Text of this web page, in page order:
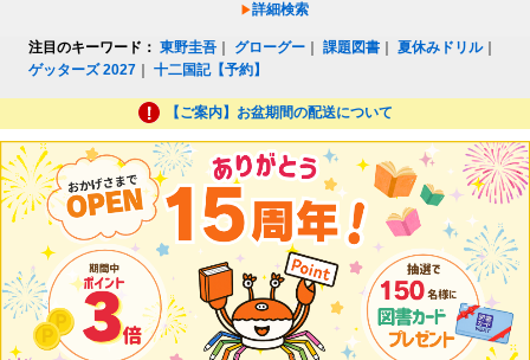
詳細検索
注目のキーワード： 東野圭吾 グローグー ｜課題図書 ｜夏休みドリル｜
ゲッターズ 2027 ｜十二国記【予約】
【ご案内】お盆期間の配送について